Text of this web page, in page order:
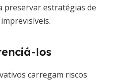
preservar estratégias de
los
carregam riscos